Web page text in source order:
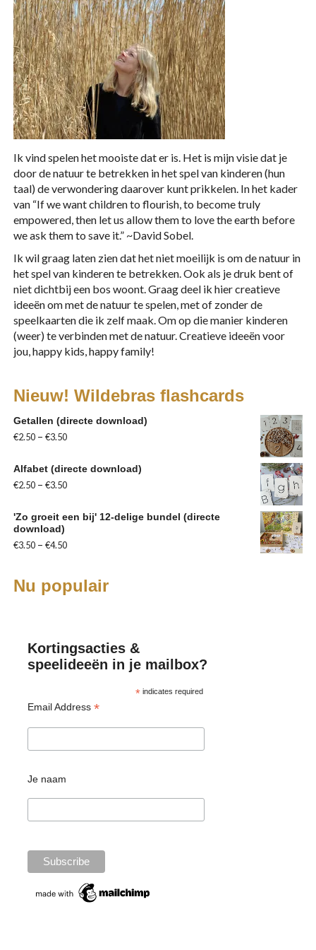
speelgoed?
Dat het speelgoed duurzaam is en het liefst zonder
batterijen. Het is zeker niet zo dat Morris dit soort
speelgoed niet heeft. Maar ik heb toch wel liever
open ended speelgoed, waarbij Morris zelf zijn
fantasie de vrije loop kan laten gaan. Ook hier kan ik
een lijst aan positieve zaken opsommen, waarom
open ended speelgoed zo goed is voor je kind.
Google het maar even
. Het schrikt ouders wel
vaak af omdat het nogal prijzig is. Maar als je er over
nadenkt, dan kan open ended speelgoed worden
wat je maar wilt. Bv houten blokken kunnen een
En dan wordt het wel weer voordelig. Want dan heb
je niet én een huis nodig, én een dierenpraktijk én
een gevangenis. Ze maken het gewoon zelf.
Waar/wat/welk merk koop je
qua speelgoed?
Liefst zo lokaal mogelijk om zo de handelaars te
steunen of bij duurzame Belgische webshops. Ik ga
duurzame merken die wij hier in huis hebben zijn:
Haba, Grapat, Grimms, Djeco, Raduga Grez, Just
Blocks, Magnatiles, Werockwoodentoys & Quut toys
(beiden Belgisch).
Ik vind spelen het mooiste dat er is. Het is mijn visie dat je
door de natuur te betrekken in het spel van kinderen (hun
taal) de verwondering daarover kunt prikkelen. In het kader
van “If we want children to flourish, to become truly
empowered, then let us allow them to love the earth before
we ask them to save it.” ~David Sobel.
Ik wil graag laten zien dat het niet moeilijk is om de natuur in
het spel van kinderen te betrekken. Ook als je druk bent of
niet dichtbij een bos woont. Graag deel ik hier creatieve
ideeën om met de natuur te spelen, met of zonder de
speelkaarten die ik zelf maak. Om op die manier kinderen
(weer) te verbinden met de natuur. Creatieve ideeën voor
jou, happy kids, happy family!
Nieuw! Wildebras flashcards
Getallen (directe download)
€2.50– €3.50
Alfabet (directe download)
€2.50– €3.50
'Zo groeit een bij' 12-delige bundel (directe
download)
€3.50– €4.50
Nu populair
Kortingsacties &
speelideeën in je mailbox?
* indicates required
Email Address *
Je naam